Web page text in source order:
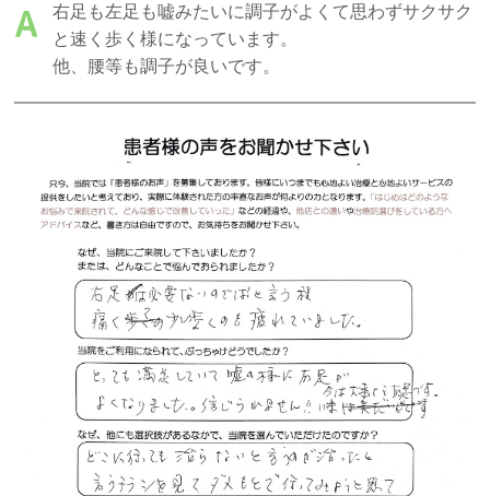
A
右足も左足も嘘みたいに調子がよくて思わずサクサク
と速く歩く様になっています。
他、腰等も調子が良いです。